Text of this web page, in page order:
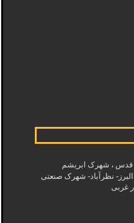
قدس ، شهرک ابریشم
نظرآباد- شهرک صنعتی
غربی